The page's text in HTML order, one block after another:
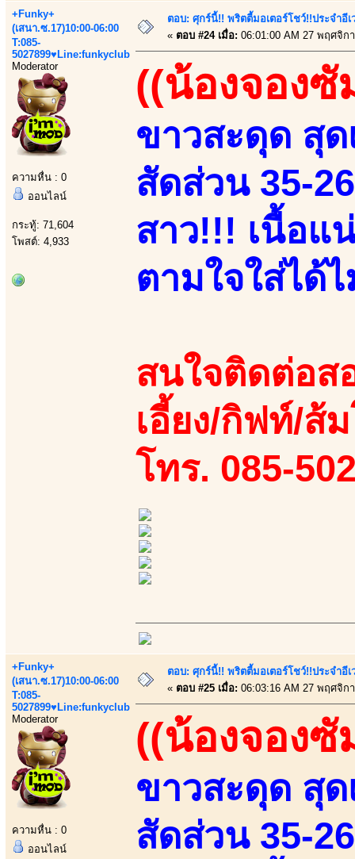
+Funky+
(เสนา.ซ.17)10:00-06:00
T:085-
5027899♥Line:funkyclub
Moderator
ความหื่น : 0
ออนไลน์
กระทู้: 71,604
โพสต์: 4,933
ตอบ: ศุกร์นี้!! พริตตี้มอเตอร์โชว์!!ประจำอี
« ตอบ #24 เมื่อ: 06:01:00 AM 27 พฤศจิก
((น้องจองซั
ขาวสะดุด สุด
สัดส่วน 35-
สาว!!! เนื้อ
ตามใจใส่ได้
สนใจติดต่อส
เอี้ยง/กิฟท์/ส้
โทร. 085-
+Funky+
(เสนา.ซ.17)10:00-06:00
T:085-
5027899♥Line:funkyclub
Moderator
ความหื่น : 0
ออนไลน์
ตอบ: ศุกร์นี้!! พริตตี้มอเตอร์โชว์!!ประจำอี
« ตอบ #25 เมื่อ: 06:03:16 AM 27 พฤศจิก
((น้องจองซั
ขาวสะดุด สุด
สัดส่วน 35-